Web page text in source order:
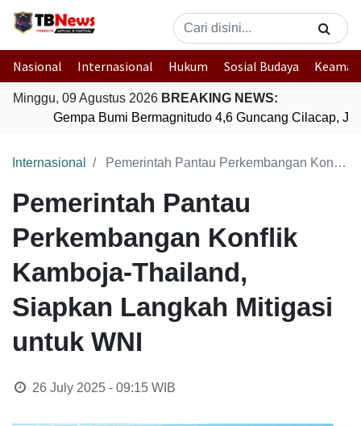
Nasional Internasional Hukum Sosial Budaya
Minggu, 09 Agustus 2026 BREAKING NEWS:
Gempa Bumi Bermagnitudo 4,6 Guncang Cilacap,
Internasional Pemerintah Pantau Perkembangan Konflik Kamboja-Thailand, Siapkan Langkah Mitigasi untuk WNI
Pemerintah Pantau
Perkembangan Konflik
Kamboja-Thailand,
Siapkan Langkah Mitigasi
untuk WNI
26 July 2025 - 09:15WIB